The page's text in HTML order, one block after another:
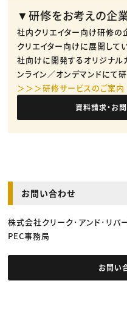
▼研修をお考えの企
社内クリエイター向け研修の
クリエイター向けに展開して
社向けに開発するオリジナル
ンライン／オンデマンドにて
＞＞＞研修サービスのご案内
資料請求・お
お問い合わせ
株式会社クリーク･アンド･リバ
PEC事務局
お問い